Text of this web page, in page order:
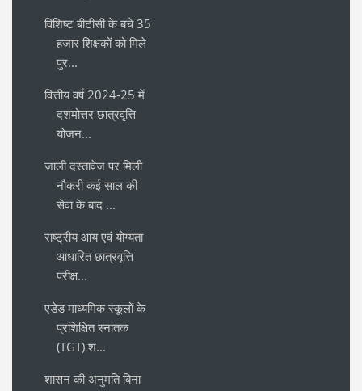
विशिष्ट बीटीसी के बचे 35
हजार शिक्षकों को मिले
पुर...
वित्तीय वर्ष 2024-25 में
दशमोत्तर छात्रवृत्ति
योजन...
जाली दस्तावेज पर मिली
नौकरी कई साल की
सेवा के बाद ...
राष्ट्रीय आय एवं योग्यता
आधारित छात्रवृत्ति
परीक्ष...
एडेड माध्यमिक स्कूलों के
प्रशिक्षित स्नातक
(TGT) श...
शासन की अनुमति बिना